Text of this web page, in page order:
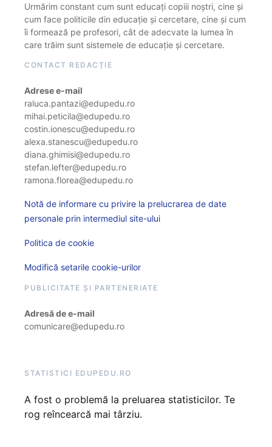
Urmărim constant cum sunt educați copiii noștri, cine și
cum face politicile din educație și cercetare, cine și cum
îi formează pe profesori, cât de adecvate la lumea în
care trăim sunt sistemele de educație și cercetare.
CONTACT REDACȚIE
Adrese e-mail
raluca.pantazi@edupedu.ro
mihai.peticila@edupedu.ro
costin.ionescu@edupedu.ro
alexa.stanescu@edupedu.ro
diana.ghimisi@edupedu.ro
stefan.lefter@edupedu.ro
ramona.florea@edupedu.ro
Notă de informare cu privire la prelucrarea de date
personale prin intermediul site-ului
Politica de cookie
Modifică setarile cookie-urilor
PUBLICITATE ȘI PARTENERIATE
Adresă de e-mail
comunicare@edupedu.ro
STATISTICI EDUPEDU.RO
A fost o problemă la preluarea statisticilor. Te
rog reîncearcă mai târziu.